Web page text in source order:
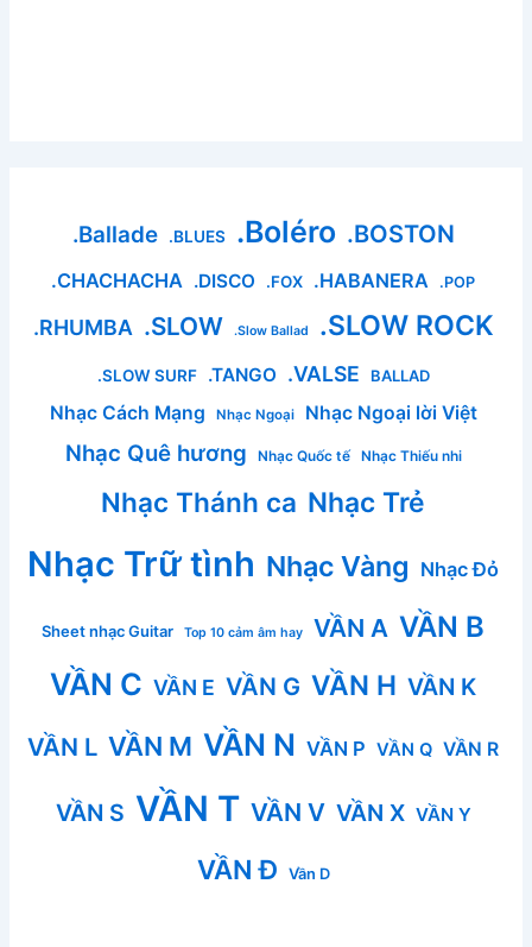
.Ballade .BLUES .Boléro .BOSTON
.CHACHACHA .DISCO .FOX .HABANERA .POP
.RHUMBA .SLOW .Slow Ballad .SLOW ROCK
.SLOW SURF .TANGO .VALSE BALLAD
Nhạc Cách Mạng Nhạc Ngoại Nhạc Ngoại lời Việt
Nhạc Quê hương Nhạc Quốc tế Nhạc Thiếu nhi
Nhạc Thánh ca Nhạc Trẻ
Nhạc Trữ tình Nhạc Vàng Nhạc Đỏ
Sheet nhạc Guitar Top 10 cảm âm hay VẦN A VẦN B
VẦN C VẦN E VẦN G VẦN H VẦN K
VẦN L VẦN M VẦN N VẦN P VẦN Q VẦN R
VẦN S VẦN T VẦN V VẦN X VẦN Y
VẦN Đ Vần D